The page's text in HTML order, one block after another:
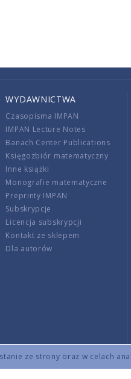
ze strony oraz w celach
WYDAWNICTWA
Czasopisma IMPAN
IMPAN Lecture Notes
Banach Center Publications
Księgozbiór matematyczny
Inne książki
Monografie matematyczne
Preprinty IMPAN
Subskrypcje
Licencja subskrypcji
Kontakt ze sklepem
Dla autorów